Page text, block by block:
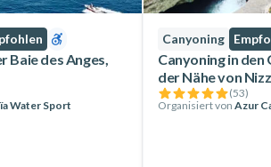
Baie des Anges,
Water Sport
Canyoning
Canyoning in den
der Nähe von
(53)
Organisiert von Azur